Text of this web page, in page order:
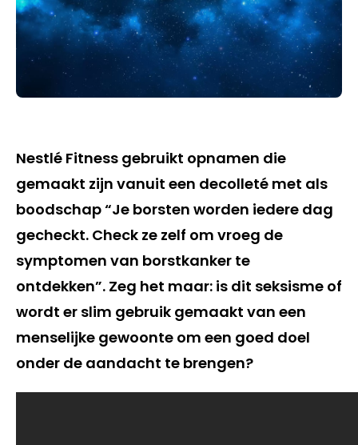
Nestlé Fitness gebruikt opnamen die
gemaakt zijn vanuit een decolleté met als
boodschap “Je borsten worden iedere dag
gecheckt. Check ze zelf om vroeg de
symptomen van borstkanker te
ontdekken”. Zeg het maar: is dit seksisme of
wordt er slim gebruik gemaakt van een
menselijke gewoonte om een goed doel
onder de aandacht te brengen?